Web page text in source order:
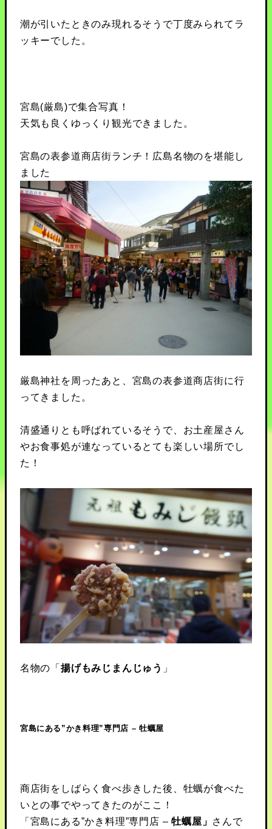
潮が引いたときのみ現れるそうで丁度みられてラ
ッキーでした。
宮島(厳島)で集合写真！
天気も良くゆっくり観光できました。
宮島の表参道商店街ランチ！広島名物のを堪能し
ました
厳島神社を周ったあと、宮島の表参道商店街に行
ってきました。
清盛通りとも呼ばれているそうで、お土産屋さん
やお食事処が連なっているとても楽しい場所でし
た！
名物の「揚げもみじまんじゅう 」
宮島にある”かき料理”専門店 – 牡蠣屋
商店街をしばらく食べ歩きした後、牡蠣が食べた
いとの事でやってきたのがここ！
「宮島にある”かき料理”専門店 –牡蠣屋」 さんで